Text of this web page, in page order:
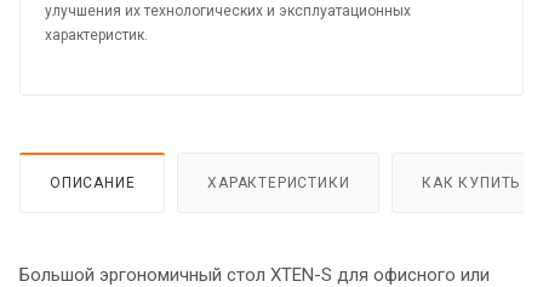
улучшения их технологических и эксплуатационных
характеристик.
ОПИСАНИЕ ХАРАКТЕРИСТИКИ КАК КУПИТЬ
Большой эргономичный стол XTEN-S для офисного или